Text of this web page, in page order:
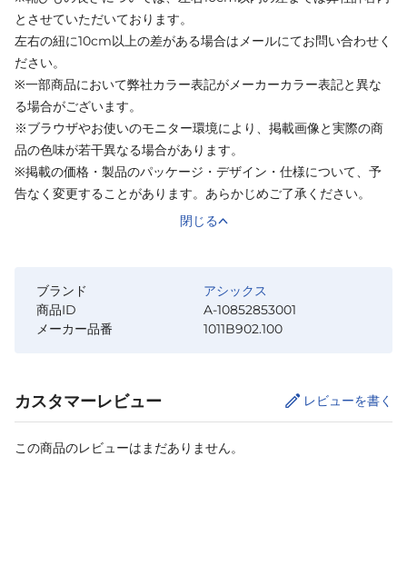
とさせていただいております。
左右の紐に10cm以上の差がある場合はメールにてお問い合わせく
ださい。
※一部商品において弊社カラー表記がメーカーカラー表記と異な
る場合がございます。
※ブラウザやお使いのモニター環境により、掲載画像と実際の商
品の色味が若干異なる場合があります。
※掲載の価格・製品のパッケージ・デザイン・仕様について、予
告なく変更することがあります。あらかじめご了承ください。
閉じる
ブランド
アシックス
商品ID
A-10852853001
メーカー品番
1011B902.100
カスタマーレビュー レビューを書く
この商品のレビューはまだありません。